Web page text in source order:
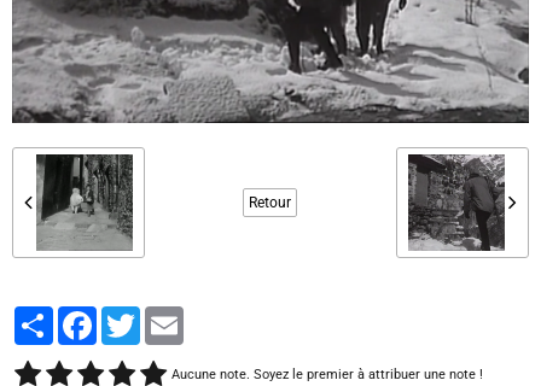
Retour
PartagerFacebook
Twitter
Aucune note. Soyez le premier à attribuer une note !